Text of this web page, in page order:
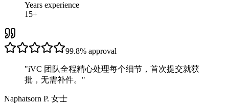
Years experience
15+
99.8% approval
"iVC 团队全程精心处理每个细节，首次提交就获
批，无需补件。 "
Naphatsorn P. 女士